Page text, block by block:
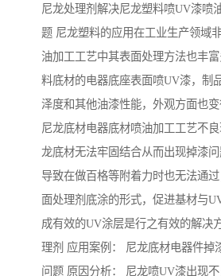
尼龙处理剂解决尼龙塑料喷UV漆喷
题 尼龙塑料的应用在工业生产领域
油加工工艺中其表面处理方法也丰
料底材的电器底座表面喷UV漆，制
泽度和其他油漆性能，外观方面也
尼龙底材电器底材喷油加工工艺不
龙底材无法牢固结合从而出现掉漆问
导致在做百格等附着力时也无法通
面处理剂底涂的形式，促进基材与
成有效的UV涂层是行之有效的解决
理剂 应用案例： 尼龙底材电器件掉
问题 原因分析： 尼龙喷UV漆出现